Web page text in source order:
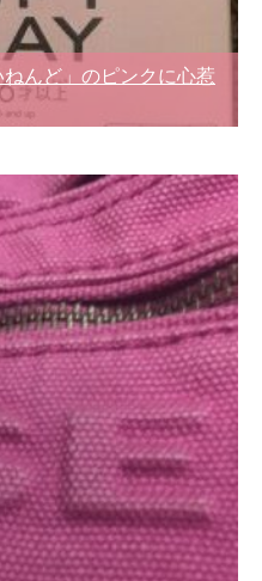
んど」のピンクに心惹